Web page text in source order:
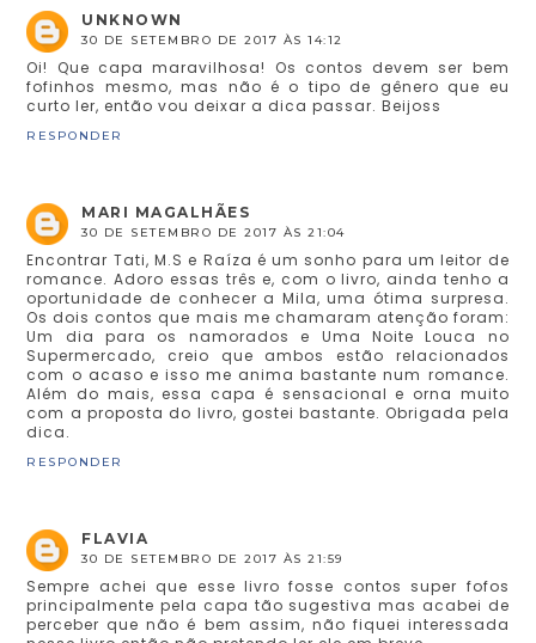
UNKNOWN
30 DE SETEMBRO DE 2017 ÀS 14:12
Oi! Que capa maravilhosa! Os contos devem ser bem
fofinhos mesmo, mas não é o tipo de gênero que eu
curto ler, então vou deixar a dica passar. Beijoss
RESPONDER
MARI MAGALHÃES
30 DE SETEMBRO DE 2017 ÀS 21:04
Encontrar Tati, M.S e Raíza é um sonho para um leitor de
romance. Adoro essas três e, com o livro, ainda tenho a
oportunidade de conhecer a Mila, uma ótima surpresa.
Os dois contos que mais me chamaram atenção foram:
Um dia para os namorados e Uma Noite Louca no
Supermercado, creio que ambos estão relacionados
com o acaso e isso me anima bastante num romance.
Além do mais, essa capa é sensacional e orna muito
com a proposta do livro, gostei bastante. Obrigada pela
dica.
RESPONDER
FLAVIA
30 DE SETEMBRO DE 2017 ÀS 21:59
Sempre achei que esse livro fosse contos super fofos
principalmente pela capa tão sugestiva mas acabei de
perceber que não é bem assim, não fiquei interessada